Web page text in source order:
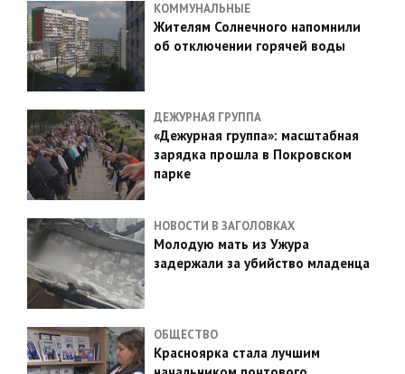
КОММУНАЛЬНЫЕ
Жителям Солнечного напомнили
об отключении горячей воды
ДЕЖУРНАЯ ГРУППА
«Дежурная группа»: масштабная
зарядка прошла в Покровском
парке
НОВОСТИ В ЗАГОЛОВКАХ
Молодую мать из Ужура
задержали за убийство младенца
ОБЩЕСТВО
Красноярка стала лучшим